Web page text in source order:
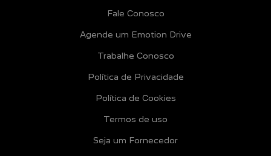
Fale Conosco
Agende um Emotion Drive
Trabalhe Conosco
Política de Privacidade
Política de Cookies
Termos de uso
Seja um Fornecedor